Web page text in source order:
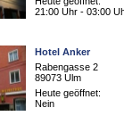
21:00 Uhr - 03:00
Hotel Anker
Rabengasse 2
89073 Ulm
Heute geöffnet:
Nein